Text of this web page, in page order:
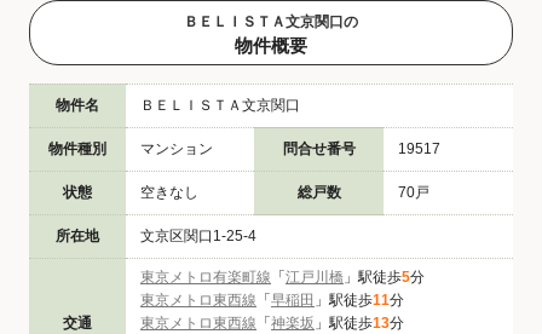
ＢＥＬＩＳＴＡ文京関口の
物件概要
物件名 ＢＥＬＩＳＴＡ文京関口
物件種別 マンション 問合せ番号 19517
状態 空きなし 総戸数 70戸
所在地 文京区関口1-25-4
交通
東京メトロ有楽町線 「 江戸川橋 」駅徒歩5分
東京メトロ東西線 「 早稲田 」駅徒歩11分
東京メトロ東西線 「 神楽坂 」駅徒歩13分